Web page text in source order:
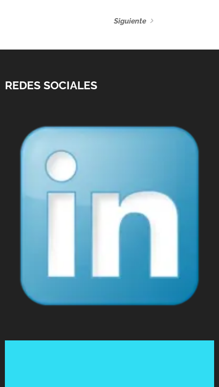
Siguiente
REDES SOCIALES